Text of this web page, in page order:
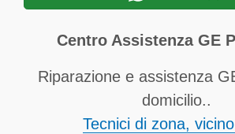
Centro Assistenza GE
Riparazione e assistenza
domicilio..
Tecnici di zona,